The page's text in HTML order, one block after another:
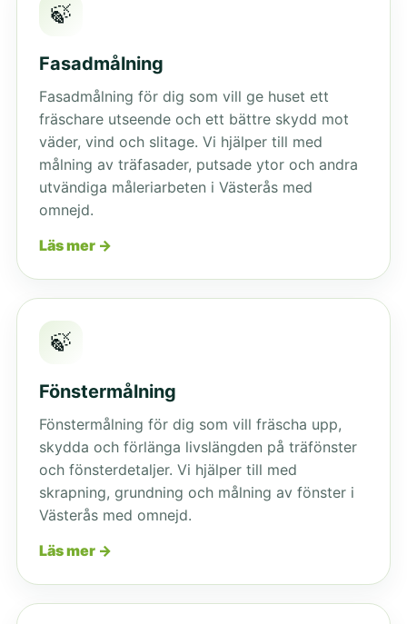
🍃
Fasadmålning
Fasadmålning för dig som vill ge huset ett
fräschare utseende och ett bättre skydd mot
väder, vind och slitage. Vi hjälper till med
målning av träfasader, putsade ytor och andra
utvändiga måleriarbeten i Västerås med
omnejd.
Läs mer →
🍃
Fönstermålning
Fönstermålning för dig som vill fräscha upp,
skydda och förlänga livslängden på träfönster
och fönsterdetaljer. Vi hjälper till med
skrapning, grundning och målning av fönster i
Västerås med omnejd.
Läs mer →